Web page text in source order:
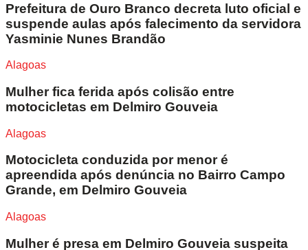
Prefeitura de Ouro Branco decreta luto oficial e
suspende aulas após falecimento da servidora
Yasminie Nunes Brandão
Alagoas
Mulher fica ferida após colisão entre
motocicletas em Delmiro Gouveia
Alagoas
Motocicleta conduzida por menor é
apreendida após denúncia no Bairro Campo
Grande, em Delmiro Gouveia
Alagoas
Mulher é presa em Delmiro Gouveia suspeita